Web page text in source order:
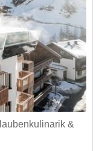
&